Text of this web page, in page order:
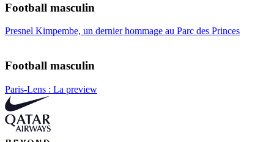
Football masculin
Presnel Kimpembe, un dernier hommage au Parc des Princes
Football masculin
Paris-Lens : La preview